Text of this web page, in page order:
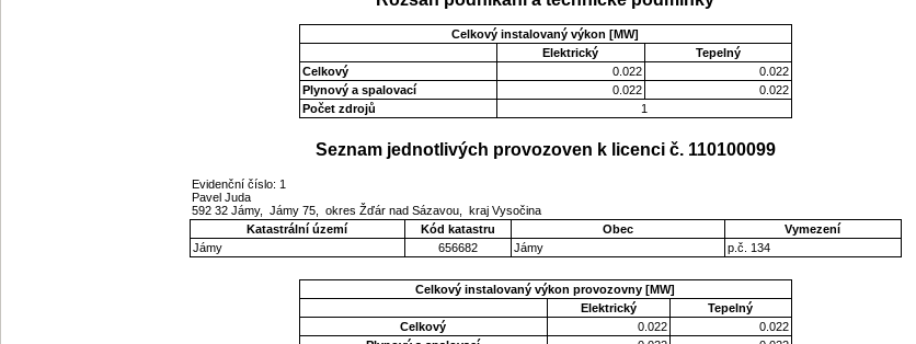
Celkový instalovaný výkon [MW]
Elektrický
Tepelný
Celkový
0.022
0.022
Plynový a spalovací
0.022
0.022
Počet zdrojů
1
Seznam jednotlivých provozoven k licenci č. 110100099
Evidenční číslo: 1
Pavel Juda
592 32 Jámy, Jámy 75, okres Žďár nad Sázavou, kraj Vysočina
Katastrální území
Kód katastru Obec
Vymezení
Jámy
656682 Jámy p.č. 134
Celkový instalovaný výkon provozovny [MW]
Elektrický
Tepelný
Celkový
0.022
0.022